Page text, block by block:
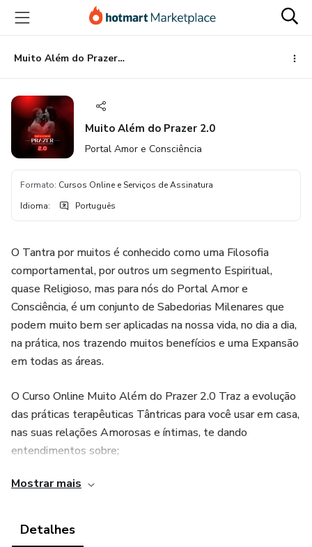
para
conteúdo
principal
para
pagamento
para
rodapé
Muito Além do Prazer 2.0
Muito Além do Prazer 2.0
Portal Amor e Consciência
Formato: Cursos Online e Serviços de Assinatura
Idioma: Português
O Tantra por muitos é conhecido como uma Filosofia
comportamental, por outros um segmento Espiritual,
quase Religioso, mas para nós do Portal Amor e
Consciência, é um conjunto de Sabedorias Milenares que
podem muito bem ser aplicadas na nossa vida, no dia a dia,
na prática, nos trazendo muitos benefícios e uma Expansão
em todas as áreas.
O Curso Online Muito Além do Prazer 2.0 Traz a evolução
das práticas terapêuticas Tântricas para você usar em casa,
nas suas relações Amorosas e íntimas, te dando
entendimentos sobre;
As Bases e Pilares do Tantra e aplicação nos
Os 7 Pilares do Prazer
Mostrar mais
Detalhes